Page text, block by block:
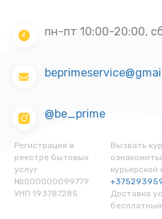
пн-пт 10:00-20:00,
@be_prime
Регистрация в
реестре бытовых
услуг
№000000099779
УНП 193787285
Вызвать
Доставка